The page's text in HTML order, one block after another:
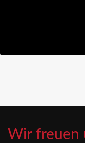
Wir freuen